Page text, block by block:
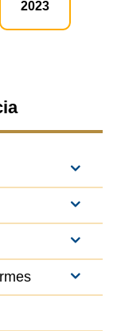
2023